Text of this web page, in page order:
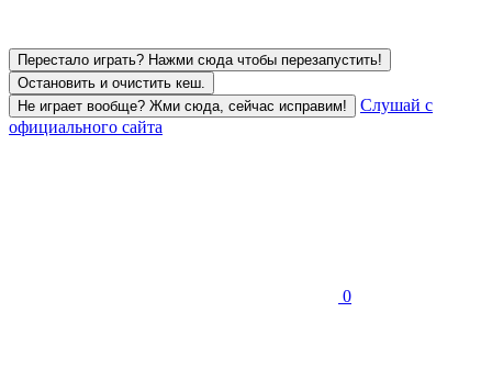
Перестало играть? Нажми сюда чтобы перезапустить!
Остановить и очистить кеш.
Не играет вообще? Жми сюда, сейчас исправим!
Слушай с
официального сайта
0